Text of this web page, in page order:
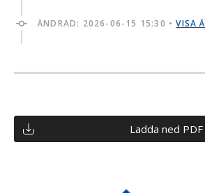
ÄNDRAD: 2026-06-15 15:30 •VISA
Ladda ned PDF